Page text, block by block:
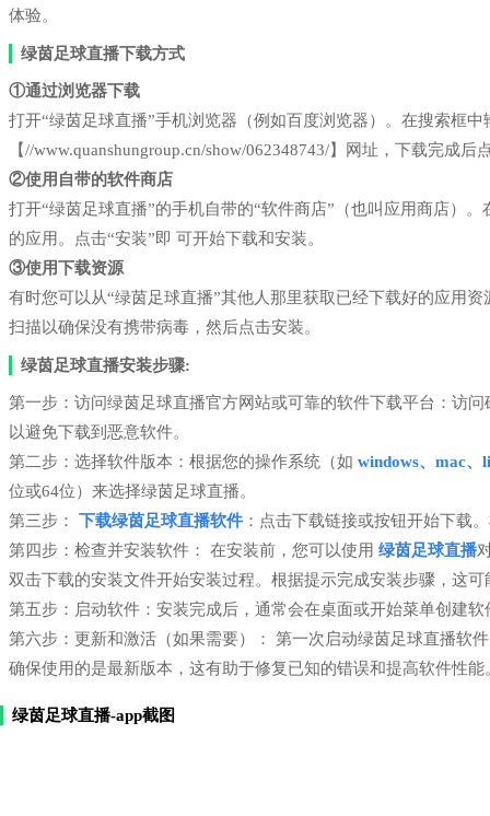
体验。
绿茵足球直播下载方式
①通过浏览器下载
打开“绿茵足球直播”手机浏览器（例如百度浏览器）。在搜索框
【//www.quanshungroup.cn/show/062348743/】网址，下载完成后
②使用自带的软件商店
打开“绿茵足球直播”的手机自带的“软件商店”（也叫应用商店）
的应用。点击“安装”即 可开始下载和安装。
③使用下载资源
有时您可以从“绿茵足球直播”其他人那里获取已经下载好的应用
扫描以确保没有携带病毒，然后点击安装。
绿茵足球直播安装步骤:
第一步：访问绿茵足球直播官方网站或可靠的软件下载平台：访
以避免下载到恶意软件。
第二步：选择软件版本：根据您的操作系统（如 windows、mac、
位或64位）来选择绿茵足球直播。
第三步： 下载绿茵足球直播软件 ：点击下载链接或按钮开始下载
第四步：检查并安装软件： 在安装前，您可以使用 绿茵足球直播
双击下载的安装文件开始安装过程。根据提示完成安装步骤，这
第五步：启动软件：安装完成后，通常会在桌面或开始菜单创建
第六步：更新和激活（如果需要）： 第一次启动绿茵足球直播软
确保使用的是最新版本，这有助于修复已知的错误和提高软件性能
绿茵足球直播-app截图